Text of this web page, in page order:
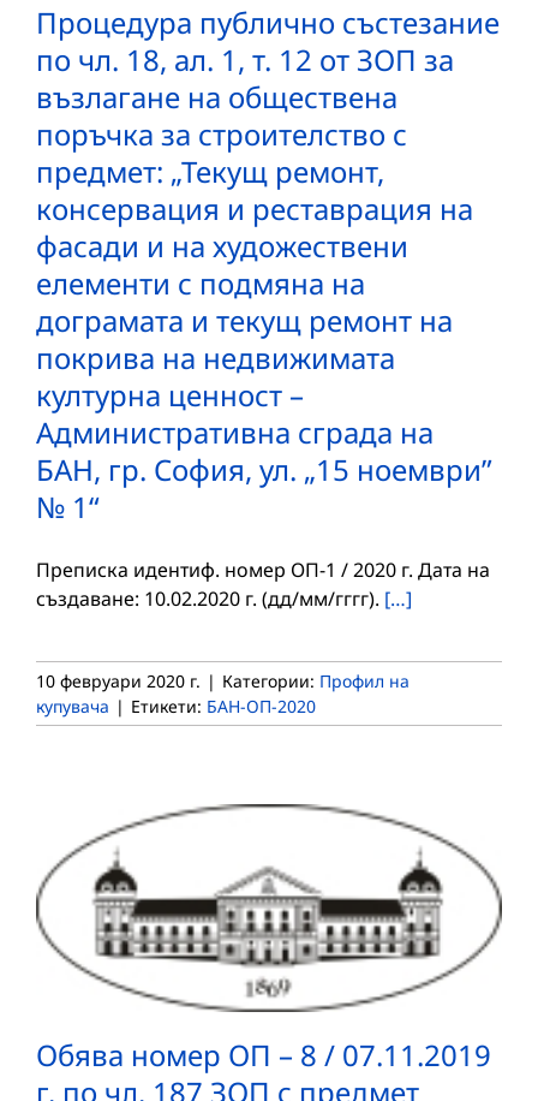
Процедура публично състезание
по чл. 18, ал. 1, т. 12 от ЗОП за
възлагане на обществена
поръчка за строителство с
предмет: „Текущ ремонт,
консервация и реставрация на
фасади и на художествени
елементи с подмяна на
дограмата и текущ ремонт на
покрива на недвижимата
културна ценност –
Административна сграда на
БАН, гр. София, ул. „15 ноември”
№ 1“
Преписка идентиф. номер ОП-1 / 2020 г. Дата на
създаване: 10.02.2020 г. (дд/мм/гггг). […]
10 февруари 2020 г. | Категории: Профил на
купувача | Етикети: БАН-ОП-2020
Обява номер ОП – 8 / 07.11.2019
г. по чл. 187 ЗОП с предмет